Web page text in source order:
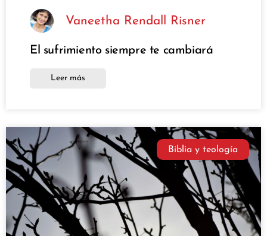
Vaneetha Rendall Risner
El sufrimiento siempre te cambiará
Leer más
Biblia y teología